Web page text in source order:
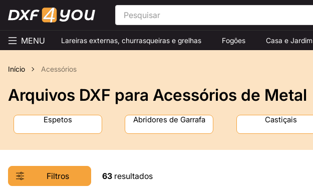
MENU Lareiras externas, churrasqueiras e grelhas Fogões Casa e Jardim
Início Acessórios
Arquivos DXF para Acessórios de Metal
Espetos Abridores de Garrafa Castiçais
Filtros 63 resultados